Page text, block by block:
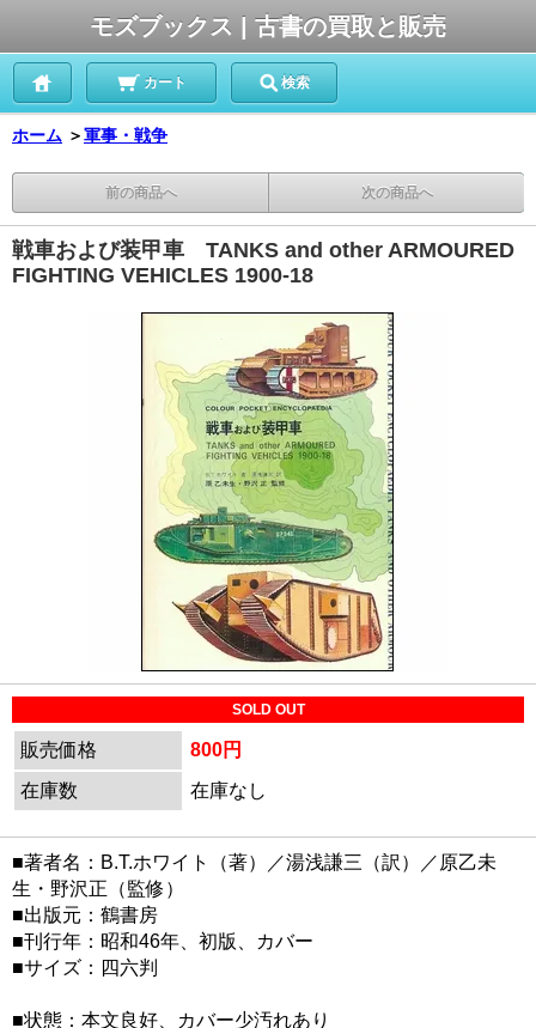
モズブックス | 古書の買取と販売
カート 検索
ホーム ＞軍事・戦争
前の商品へ 次の商品へ
戦車および装甲車 TANKS and other ARMOURED
FIGHTING VEHICLES 1900-18
SOLD OUT
販売価格
800円
在庫数
在庫なし
■著者名：B.T.ホワイト（著）／湯浅謙三（訳）／原乙未
生・野沢正（監修）
■出版元：鶴書房
■刊行年：昭和46年、初版、カバー
■サイズ：四六判
■状態：本文良好、カバー少汚れあり